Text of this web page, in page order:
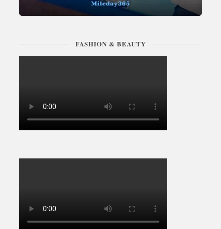
FASHION & BEAUTY